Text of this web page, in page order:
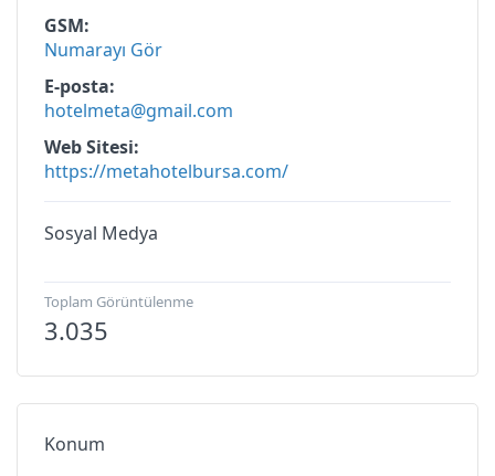
GSM
Numarayı Gör
E-posta
hotelmeta@gmail.com
Web Sitesi
https://metahotelbursa.com/
Sosyal Medya
Toplam Görüntülenme
3.035
Konum